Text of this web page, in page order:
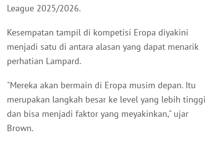
League 2025/2026.
Kesempatan tampil di kompetisi Eropa diyakini
menjadi satu di antara alasan yang dapat menarik
perhatian Lampard.
"Mereka akan bermain di Eropa musim depan. Itu
merupakan langkah besar ke level yang lebih tinggi
dan bisa menjadi faktor yang meyakinkan," ujar
Brown.